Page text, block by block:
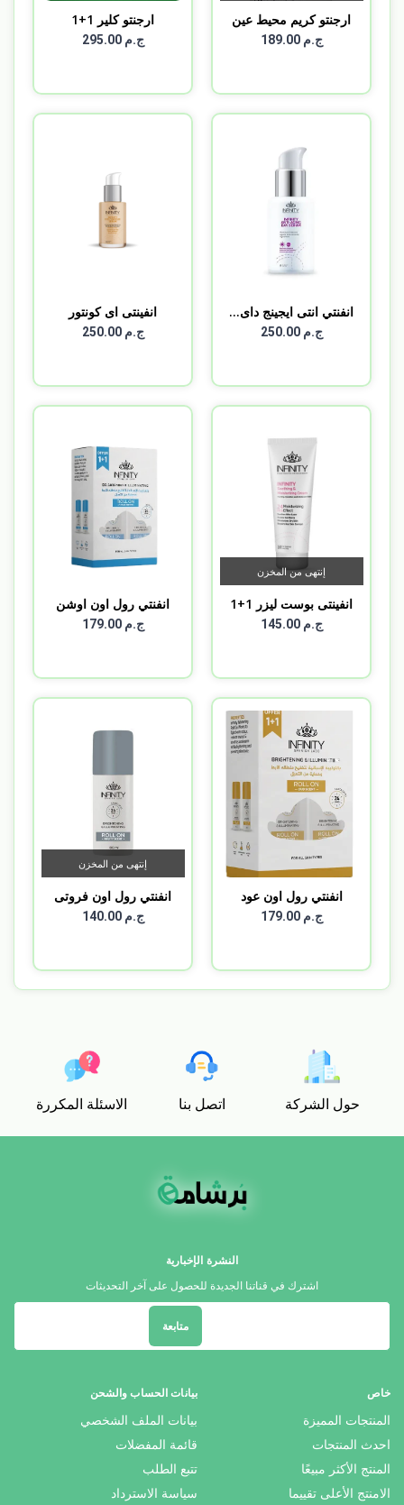
ارجنتو كريم محيط عين
ج.م 189.00
ارجنتو كلير 1+1
ARGENT...
ج.م 295.00
انفنتي انتى ايجينج داى...
ج.م 250.00
انفينتى اى كونتور
ج.م 250.00
إنتهى من المخزن
انفينتى بوست ليزر 1+1
ج.م 145.00
انفنتي رول اون اوشن
بري...ج.م 179.00
انفنتي رول اون عود
مزيل...ج.م 179.00
إنتهى من المخزن
انفنتي رول اون فروتى
1+...ج.م 140.00
حول الشركة اتصل بنا الاسئلة المكررة
خاص
المنتجات المميزة
احدث المنتجات
المنتج الأكثر مبيعًا
الامنتج الأعلى تقييما
بيانات الحساب والشحن
بيانات الملف الشخصي
قائمة المفضلات
تتبع الطلب
سياسة الاسترداد
النشرة الإخبارية
اشترك في قناتنا الجديدة للحصول على آخر التحديثات
متابعة